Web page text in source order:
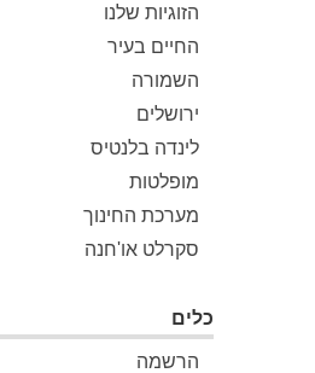
הזוגיות שלנו
החיים בעיר
השמורה
ירושלים
לינדה בלנטיס
מופלטות
מערכת החינוך
סקרלט או'חנה
כלים
הרשמה